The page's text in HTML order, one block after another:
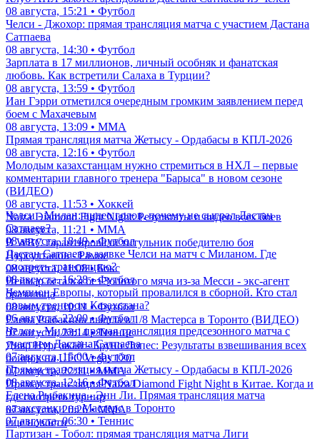
08 августа, 15:21 • Футбол
Челси - Джохор: прямая трансляция матча с участием Дастана
Сатпаева
08 августа, 14:30 • Футбол
Зарплата в 17 миллионов, личный особняк и фанатская
любовь. Как встретили Салаха в Турции?
08 августа, 13:59 • Футбол
Иан Гэрри отметился очередным громким заявлением перед
боем с Махачевым
08 августа, 13:09 • ММА
Прямая трансляция матча Жетысу - Ордабасы в КПЛ-2026
08 августа, 12:16 • Футбол
Молодым казахстанцам нужно стремиться в НХЛ – первые
комментарии главного тренера "Барыса" в новом сезоне
(ВИДЕО)
08 августа, 11:53 • Хоккей
Naiza Diamond Fight Night: Результаты и видео всех боев
08 августа, 11:21 • ММА
В WBC гарантировали титульник победителю боя
Нурсултанов - Рамос
08 августа, 11:08 • Бокс
Неймар остался без Золотого мяча из-за Месси - экс-агент
бразильца
08 августа, 10:11 • Футбол
Елена Рыбакина вышла в 1/8 Мастерса в Торонто (ВИДЕО)
07 августа, 23:14 • Теннис
Дияр Нургожай - Бруно Лопес: Результаты взвешивания всех
бойцов на UFC Vegas 120
07 августа, 22:11 • ММА
Прямая трансляция Naiza Diamond Fight Night в Китае. Когда и
где смотреть турнир
07 августа, 20:26 • ММА
еще новости
Челси - Милан: видео голов, почему не сыграл Дастан
Сатпаев?
08 августа, 18:49 • Футбол
Дастан Сатпаев в заявке Челси на матч с Миланом. Где
смотреть трансляцию?
08 августа, 16:28 • Футбол
Чемпион Европы, который провалился в сборной. Кто стал
новым тренером Казахстана?
06 августа, 22:00 • Футбол
Челси - Милан: прямая трансляция предсезонного матча с
участием Дастана Сатпаева
07 августа, 15:00 • Футбол
Прямая трансляция матча Жетысу - Ордабасы в КПЛ-2026
08 августа, 12:16 • Футбол
Елена Рыбакина - Энн Ли. Прямая трансляция матча
казахстанки на Мастерс в Торонто
07 августа, 06:30 • Теннис
Партизан - Тобол: прямая трансляция матча Лиги